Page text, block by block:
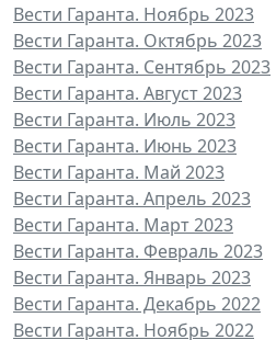
Вести Гаранта. Ноябрь 2023
Вести Гаранта. Октябрь 2023
Вести Гаранта. Сентябрь 2023
Вести Гаранта. Август 2023
Вести Гаранта. Июль 2023
Вести Гаранта. Июнь 2023
Вести Гаранта. Май 2023
Вести Гаранта. Апрель 2023
Вести Гаранта. Март 2023
Вести Гаранта. Февраль 2023
Вести Гаранта. Январь 2023
Вести Гаранта. Декабрь 2022
Вести Гаранта. Ноябрь 2022